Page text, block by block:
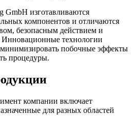
изготавливаются
компонентов и отличаются
безопасным действием и
Инновационные технологии
побочные эффекты
процедуры.
компании включает
для разных областей